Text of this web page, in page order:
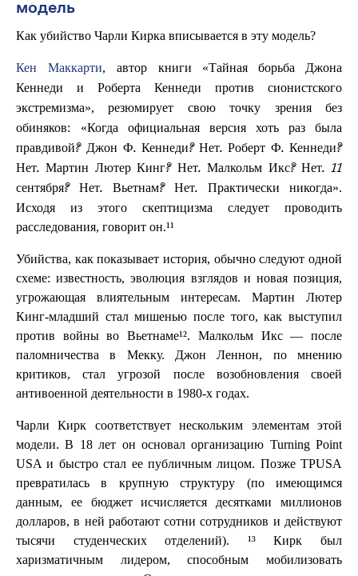
модель
Как убийство Чарли Кирка вписывается в эту модель?
Кен Маккарти, автор книги «Тайная борьба Джона
Кеннеди и Роберта Кеннеди против сионистского
экстремизма», резюмирует свою точку зрения без
обиняков: «Когда официальная версия хоть раз была
правдивой? Джон Ф. Кеннеди? Нет. Роберт Ф. Кеннеди?
Нет. Мартин Лютер Кинг? Нет. Малкольм Икс? Нет. 11
сентября? Нет. Вьетнам? Нет. Практически никогда».
Исходя из этого скептицизма следует проводить
расследования, говорит он.¹¹
Убийства, как показывает история, обычно следуют одной
схеме: известность, эволюция взглядов и новая позиция,
угрожающая влиятельным интересам. Мартин Лютер
Кинг-младший стал мишенью после того, как выступил
против войны во Вьетнаме¹². Малкольм Икс — после
паломничества в Мекку. Джон Леннон, по мнению
критиков, стал угрозой после возобновления своей
антивоенной деятельности в 1980-х годах.
Чарли Кирк соответствует нескольким элементам этой
модели. В 18 лет он основал организацию Turning Point
USA и быстро стал ее публичным лицом. Позже TPUSA
превратилась в крупную структуру (по имеющимся
данным, ее бюджет исчисляется десятками миллионов
долларов, в ней работают сотни сотрудников и действуют
тысячи студенческих отделений). ¹³ Кирк был
харизматичным лидером, способным мобилизовать